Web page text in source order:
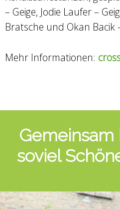
– Geige, Jodie Laufer –
Bratsche und Okan Bacik
Mehr Informationen:
soviel